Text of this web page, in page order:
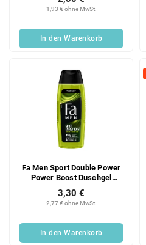
1,93 € ohne MwSt.
In den Warenkorb
Fa Men Sport Double Power
Power Boost Duschgel
400ml
2,77 € ohne MwSt.
3,30 €
In den Warenkorb